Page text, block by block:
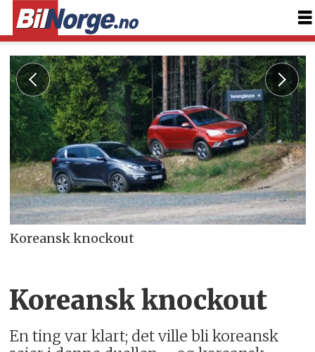
Koreansk knockout
Koreansk knockout
En ting var klart; det ville bli koreansk